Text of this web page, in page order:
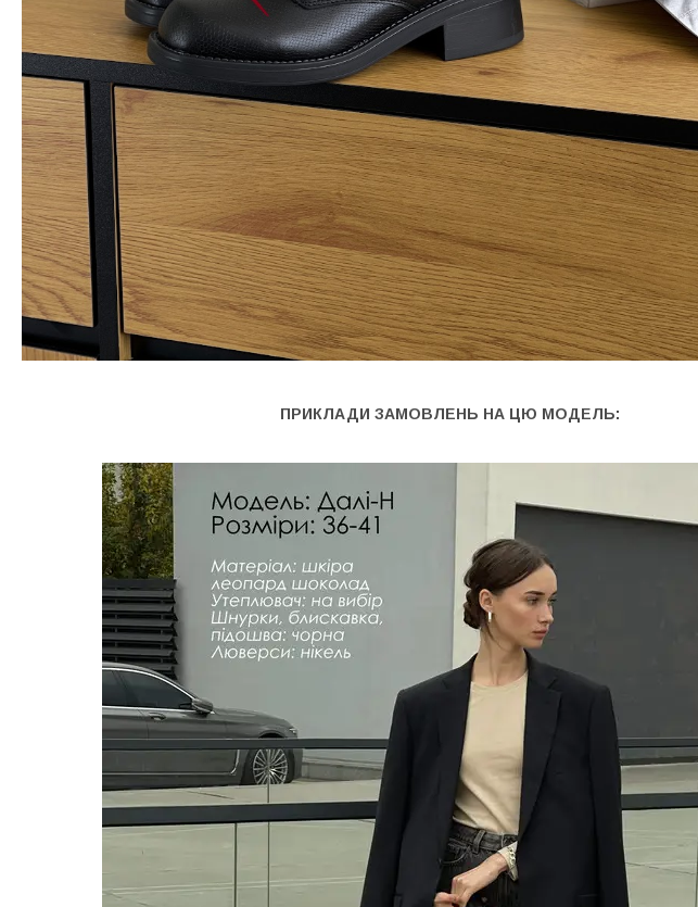
ПРИКЛАДИ ЗАМОВЛЕНЬ НА ЦЮ МОДЕЛЬ: